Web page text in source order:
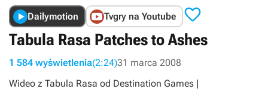
Dailymotion Tvgry na Youtube 
Tabula Rasa Patches to Ashes
1 584 wyświetlenia(2:24)31 marca 2008
Wideo z Tabula Rasa od Destination Games |